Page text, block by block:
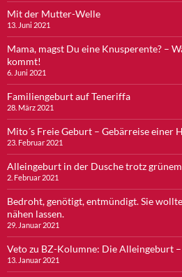
Mit der Mutter-Welle
13. Juni 2021
Mama, magst Du eine Knusperente? –
kommt!
6. Juni 2021
Familiengeburt auf Teneriffa
28. März 2021
Mito´s Freie Geburt – Gebärreise einer
23. Februar 2021
Alleingeburt in der Dusche trotz
2. Februar 2021
Bedroht, genötigt, entmündigt. Sie
nähen lassen.
29. Januar 2021
Veto zu BZ-Kolumne: Die Alleingeburt
13. Januar 2021